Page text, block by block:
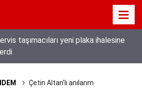
taşımacıları yeni plaka ihalesine
Çetin Altan’lı anılarım